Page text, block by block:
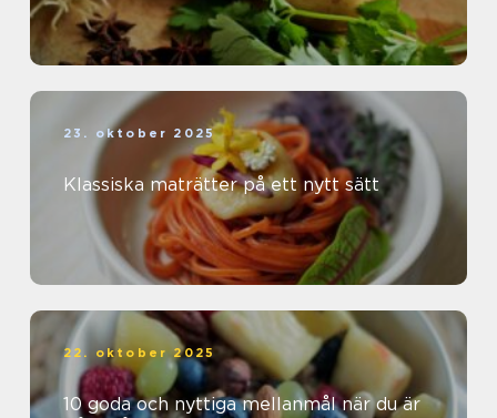
23. oktober 2025
Klassiska maträtter på ett nytt sätt
22. oktober 2025
10 goda och nyttiga mellanmål när du är